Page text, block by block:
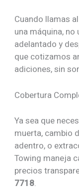
Cuando llamas
una máquina,
adelantado y
que cotizamos
adiciones, sin
Cobertura
Ya sea que
muerta, cambio
adentro, o
Towing maneja
precios
7718.